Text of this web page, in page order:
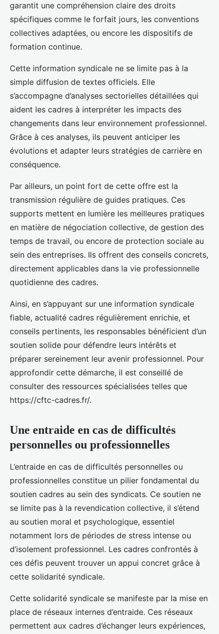
garantit une compréhension claire des droits
spécifiques comme le forfait jours, les conventions
collectives adaptées, ou encore les dispositifs de
formation continue.
Cette information syndicale ne se limite pas à la
simple diffusion de textes officiels. Elle
s’accompagne d’analyses sectorielles détaillées qui
aident les cadres à interpréter les impacts des
changements dans leur environnement professionnel.
Grâce à ces analyses, ils peuvent anticiper les
évolutions et adapter leurs stratégies de carrière en
conséquence.
Par ailleurs, un point fort de cette offre est la
transmission régulière de guides pratiques. Ces
supports mettent en lumière les meilleures pratiques
en matière de négociation collective, de gestion des
temps de travail, ou encore de protection sociale au
sein des entreprises. Ils offrent des conseils concrets,
directement applicables dans la vie professionnelle
quotidienne des cadres.
Ainsi, en s’appuyant sur une information syndicale
fiable, actualité cadres régulièrement enrichie, et
conseils pertinents, les responsables bénéficient d’un
soutien solide pour défendre leurs intérêts et
préparer sereinement leur avenir professionnel. Pour
approfondir cette démarche, il est conseillé de
consulter des ressources spécialisées telles que
https://cftc-cadres.fr/.
Une entraide en cas de difficultés
personnelles ou professionnelles
L’entraide en cas de difficultés personnelles ou
professionnelles constitue un pilier fondamental du
soutien cadres au sein des syndicats. Ce soutien ne
se limite pas à la revendication collective, il s’étend
au soutien moral et psychologique, essentiel
notamment lors de périodes de stress intense ou
d’isolement professionnel. Les cadres confrontés à
ces défis peuvent trouver un appui concret grâce à
cette solidarité syndicale.
Cette solidarité syndicale se manifeste par la mise en
place de réseaux internes d’entraide. Ces réseaux
permettent aux cadres d’échanger leurs expériences,